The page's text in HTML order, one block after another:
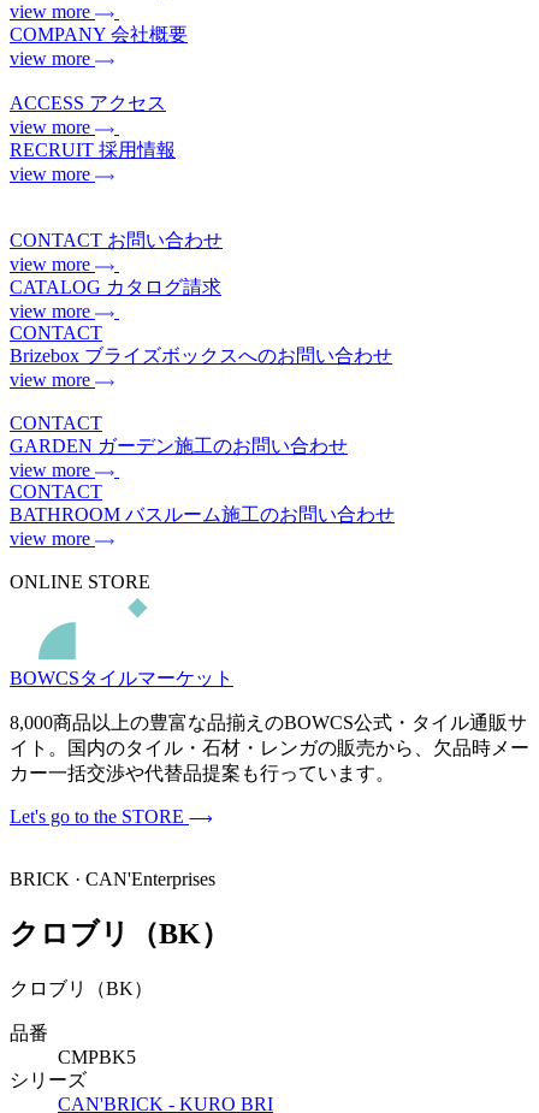
view more
COMPANY 会社概要
view more
ACCESS アクセス
view more
RECRUIT 採用情報
view more
CONTACT お問い合わせ
view more
CATALOG カタログ請求
view more
CONTACT
Brizebox ブライズボックスへのお問い合わせ
view more
CONTACT
GARDEN ガーデン施工のお問い合わせ
view more
CONTACT
BATHROOM バスルーム施工のお問い合わせ
view more
ONLINE STORE
BOWCSタイルマーケット
8,000商品以上の豊富な品揃えのBOWCS公式・タイル通販サ
イト。国内のタイル・石材・レンガの販売から、欠品時メー
カー一括交渉や代替品提案も行っています。
Let's go to the STORE
BRICK · CAN'Enterprises
クロブリ（BK）
クロブリ（BK）
品番
CMPBK5
シリーズ
CAN'BRICK - KURO BRI